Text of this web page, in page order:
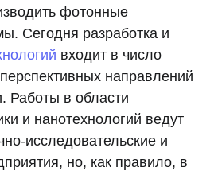
фотонные
Сегодня разработка и
входит в число
направлений
Работы в области
и нанотехнологий ведут
исследовательские и
но, как правило, в